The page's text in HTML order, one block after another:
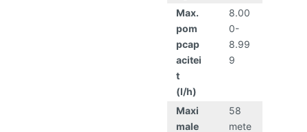
Max.
pom
pcap
acitei
t
(l/h)
8.00
0-
8.99
9
Maxi
male
58
mete